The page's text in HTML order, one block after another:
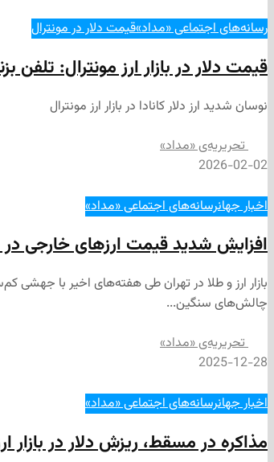
رسانه‌های اجتماعی «مداد»قیمت دلار در مونترال
قیمت دلار در بازار ارز مونترال: تلفن
نوسان شدید ارز دلار کانادا در بازار ارز مونترال
تحریریه‌ی «مداد»
2026-02-02
اخبار جهانرسانه‌های اجتماعی «مداد»
افزایش شدید قیمت ارزهای خارجی در
بازار ارز و طلا در تهران طی هفته‌های اخیر با جهشی
چالش‌های سنگین...
تحریریه‌ی «مداد»
2025-12-28
اخبار جهانرسانه‌های اجتماعی «مداد»
مذاکره در مسقط، ریزش دلار در بازار